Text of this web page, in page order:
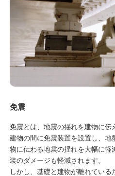
免震
免震とは、地震の揺れを建物に伝
建物の間に免震装置を設置し、地
物に伝わる地震の揺れを大幅に軽
装のダメージも軽減されます。
しかし、基礎と建物が離れてい